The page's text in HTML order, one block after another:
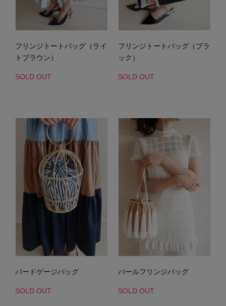
フリンジトートバッグ（ライ
トブラウン）
SOLD OUT
フリンジトートバッグ（ブラ
ック）
SOLD OUT
バードゲージバッグ
SOLD OUT
パールフリンジバッグ
SOLD OUT